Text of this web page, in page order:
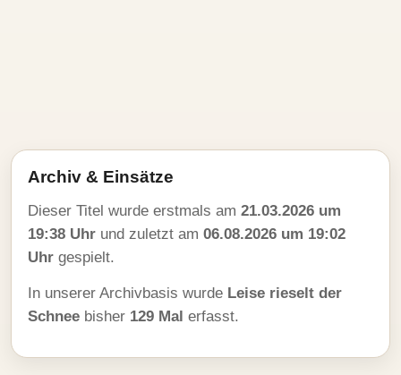
Archiv & Einsätze
Dieser Titel wurde erstmals am 21.03.2026 um
19:38 Uhr und zuletzt am 06.08.2026 um 19:02
Uhr gespielt.
In unserer Archivbasis wurde Leise rieselt der
Schnee bisher 129 Mal erfasst.